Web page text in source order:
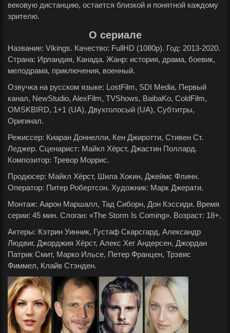
вековую дистанцию, остается близкой и понятной каждому
зрителю.
О сериале
Название: Vikings. Качество: FullHD (1080p). Год: 2013-2020.
Страна: Ирландия, Канада. Жанр: история, драма, боевик,
мелодрама, приключения, военный.
Озвучка на русском языке: LostFilm, SDI Media, Первый
канал, NewStudio, AlexFilm, TVShows, BaibaKo, ColdFilm,
OMSKBIRD, 1+1 (UA), Двухголосый (UA), Субтитры,
Оригинал.
Режиссер: Киаран Доннелли, Кен Джиротти, Стивен Ст.
Леджер. Сценарист: Майкл Хёрст, Джастин Поллард.
Композитор: Тревор Моррис.
Продюсер: Майкл Хёрст, Шила Хокин, Джеймс Флинн.
Оператор: Питер Робертсон. Художник: Марк Джерати.
Монтаж: Аарон Маршалл, Тад Сиборн, Дон Кэссиди. Время
серии: 45 мин. Слоган: «The Storm Is Coming». Возраст: 18+.
Актеры: Кэтрин Уинник, Густаф Скарсгард, Александр
Людвиг, Джорджия Хёрст, Алекс Хег Андерсен, Джордан
Патрик Смит, Марко Ильсе, Петер Францен, Трэвис
Фиммел, Клайв Стэнден.